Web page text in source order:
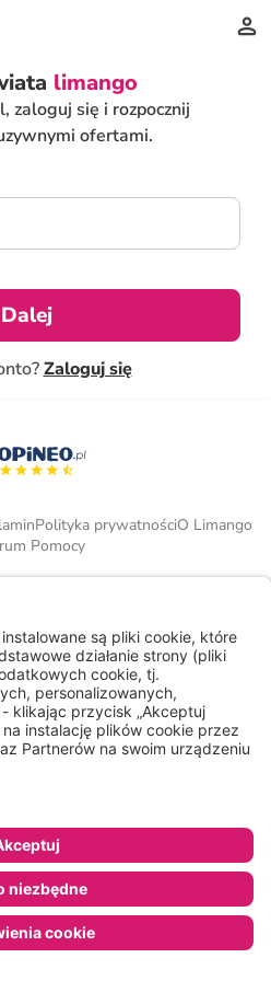
limango
zaloguj się i rozpocznij
ofertami.
Dalej
Zaloguj się
Polityka prywatnościO Limango
Pomocy